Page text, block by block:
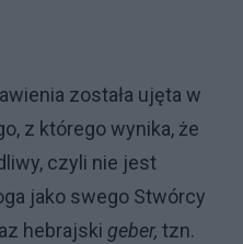
została ujęta w
z któ­rego wynika, że
czyli nie jest
jako swego Stwórcy
hebrajski geber, tzn.